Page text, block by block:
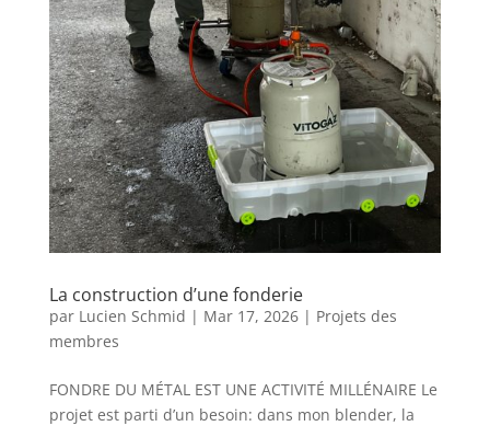
La construction d’une fonderie
par Lucien Schmid | Mar 17, 2026| Projets des
membres
FONDRE DU MÉTAL EST UNE ACTIVITÉ MILLÉNAIRE Le
projet est parti d’un besoin: dans mon blender, la